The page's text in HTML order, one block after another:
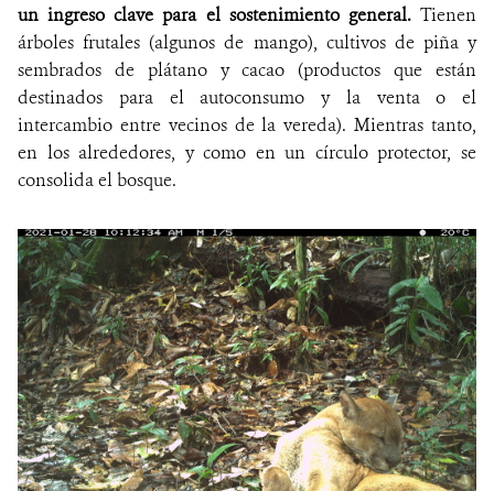
un ingreso clave para el sostenimiento general.Tienen
árboles frutales (algunos de mango), cultivos de piña y
sembrados de plátano y cacao (productos que están
destinados para el autoconsumo y la venta o el
intercambio entre vecinos de la vereda). Mientras tanto,
en los alrededores, y como en un círculo protector, se
consolida el bosque.